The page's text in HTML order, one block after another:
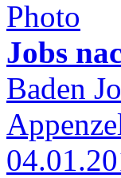
Jobs
Baden